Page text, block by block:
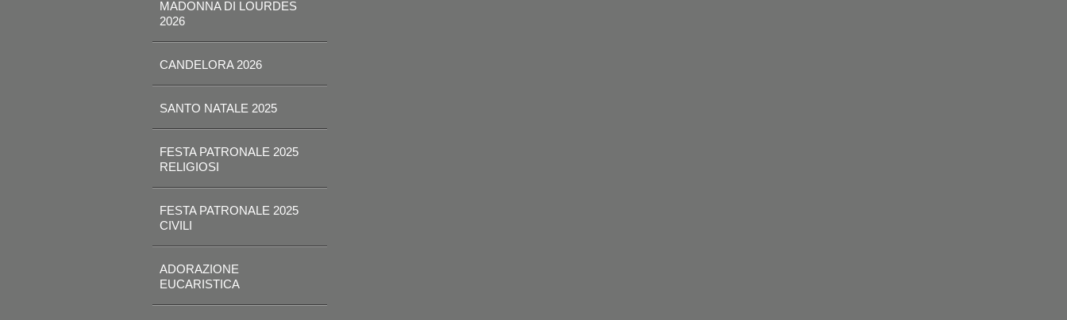
MADONNA DI LOURDES
2026
CANDELORA 2026
SANTO NATALE 2025
FESTA PATRONALE 2025
RELIGIOSI
FESTA PATRONALE 2025
CIVILI
ADORAZIONE
EUCARISTICA